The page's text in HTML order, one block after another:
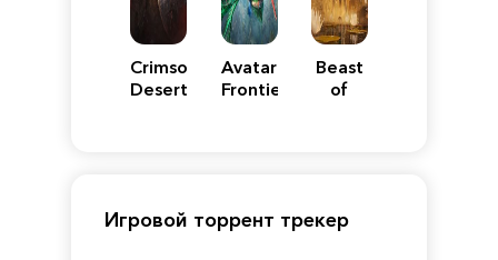
Crimson
Desert
Avatar:
Frontiers
Beast
of
Игровой торрент трекер